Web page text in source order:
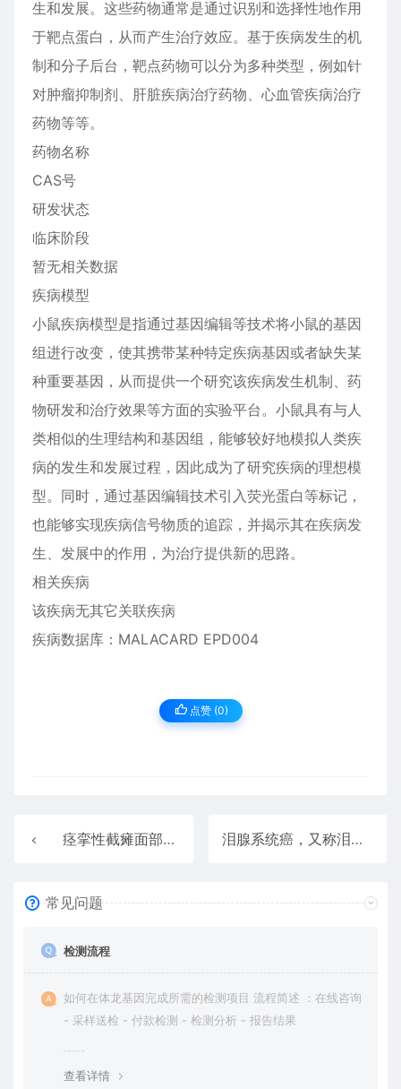
生和发展。这些药物通常是通过识别和选择性地作用
于靶点蛋白，从而产生治疗效应。基于疾病发生的机
制和分子后台，靶点药物可以分为多种类型，例如针
对肿瘤抑制剂、肝脏疾病治疗药物、心血管疾病治疗
药物等等。
药物名称
CAS号
研发状态
临床阶段
暂无相关数据
疾病模型
小鼠疾病模型是指通过基因编辑等技术将小鼠的基因
组进行改变，使其携带某种特定疾病基因或者缺失某
种重要基因，从而提供一个研究该疾病发生机制、药
物研发和治疗效果等方面的实验平台。小鼠具有与人
类相似的生理结构和基因组，能够较好地模拟人类疾
病的发生和发展过程，因此成为了研究疾病的理想模
型。同时，通过基因编辑技术引入荧光蛋白等标记，
也能够实现疾病信号物质的追踪，并揭示其在疾病发
生、发展中的作用，为治疗提供新的思路。
相关疾病
该疾病无其它关联疾病
疾病数据库：MALACARD EPD004
点赞 (0)
痉挛性截瘫面部皮肤病变，也称为巴赫姆卡·布朗综合症，其症状包括反射异常、附属组织包括皮肤，相关表型为痉挛和高反射。 Spastic Paraplegia Facial Cutaneous Lesions 泪腺系统癌，又称泪腺系统肿瘤，与支气管粘液表皮样癌和泪腺粘液表皮样癌有关。与泪腺系统癌有关的重要基因是RPL39L（核糖体蛋白L39类似物）。 Lacrimal System Cancer
常见问题
检测流程
如何在体龙基因完成所需的检测项目 流程简述 ：在线咨询
- 采样送检 - 付款检测 - 检测分析 - 报告结果
查看详情